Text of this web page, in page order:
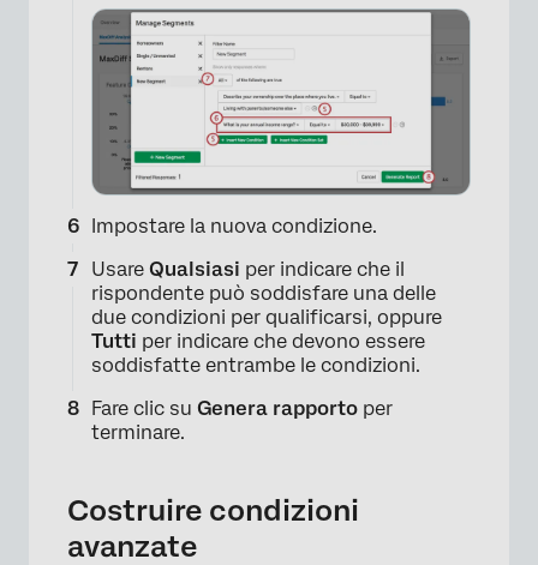
Impostare la nuova condizione.
Usare Qualsiasi per indicare che il
rispondente può soddisfare una delle
due condizioni per qualificarsi, oppure
Tutti per indicare che devono essere
soddisfatte entrambe le condizioni.
Fare clic su Genera rapporto per
terminare.
Costruire condizioni
avanzate